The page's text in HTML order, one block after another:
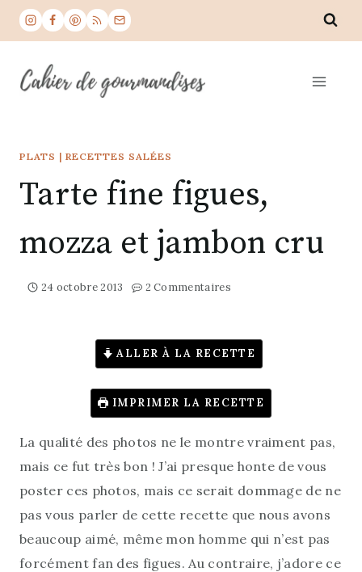
Aller
contenu
PLATS | RECETTES SALÉES
Tarte fine figues,
mozza et jambon cru
24 octobre 2013 2 Commentaires
ALLER À LA RECETTE
IMPRIMER LA RECETTE
La qualité des photos ne le montre vraiment pas,
mais ce fut très bon ! J’ai presque honte de vous
poster ces photos, mais ce serait dommage de ne
pas vous parler de cette recette que nous avons
beaucoup aimé, même mon homme qui n’est pas
forcément fan des figues. Au contraire, j’adore ce